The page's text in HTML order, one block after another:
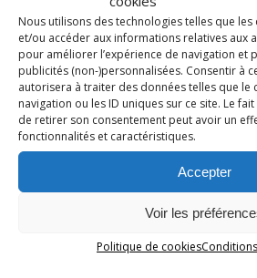
Nous utilisons des technologies telles que
et/ou accéder aux informations relatives aux
pour améliorer l’expérience de navigation et
publicités (non-)personnalisées. Consentir à
autorisera à traiter des données telles que le
navigation ou les ID uniques sur ce site. Le
de retirer son consentement peut avoir un
fonctionnalités et caractéristiques.
Accepter
Voir les
Politique de cookies
ILES GILI
Snorkeling à
statues sous